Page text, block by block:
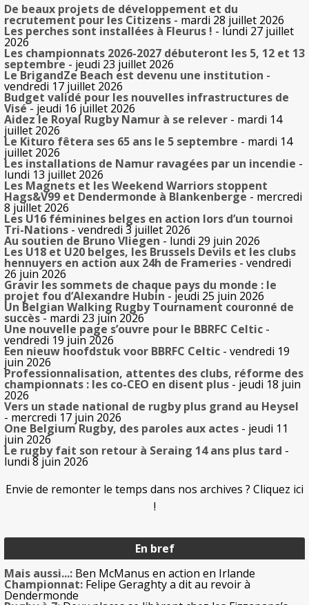
De beaux projets de développement et du
recrutement pour les Citizens - mardi 28 juillet 2026
Les perches sont installées à Fleurus ! - lundi 27 juillet
2026
Les championnats 2026-2027 débuteront les 5, 12 et 13
septembre - jeudi 23 juillet 2026
Le BrigandZe Beach est devenu une institution -
vendredi 17 juillet 2026
Budget validé pour les nouvelles infrastructures de
Visé- jeudi 16 juillet 2026
Aidez le Royal Rugby Namur à se relever - mardi 14
juillet 2026
Le Kituro fêtera ses 65 ans le 5 septembre - mardi 14
juillet 2026
Les installations de Namur ravagées par un incendie -
lundi 13 juillet 2026
Les Magnets et les Weekend Warriors stoppent
Hags&V99 et Dendermonde à Blankenberge - mercredi
8 juillet 2026
Les U16 féminines belges en action lors d’un tournoi
Tri-Nations - vendredi 3 juillet 2026
Au soutien de Bruno Vliegen - lundi 29 juin 2026
Les U18 et U20 belges, les Brussels Devils et les clubs
hennuyers en action aux 24h de Frameries - vendredi
26 juin 2026
Gravir les sommets de chaque pays du monde : le
projet fou d’Alexandre Hubin - jeudi 25 juin 2026
Un Belgian Walking Rugby Tournament couronné de
succès- mardi 23 juin 2026
Une nouvelle page s’ouvre pour le BBRFC Celtic -
vendredi 19 juin 2026
Een nieuw hoofdstuk voor BBRFC Celtic - vendredi 19
juin 2026
Professionnalisation, attentes des clubs, réforme des
championnats : les co-CEO en disent plus- jeudi 18 juin
2026
Vers un stade national de rugby plus grand au Heysel
- mercredi 17 juin 2026
One Belgium Rugby, des paroles aux actes - jeudi 11
juin 2026
Le rugby fait son retour à Seraing 14 ans plus tard -
lundi 8 juin 2026
Envie de remonter le temps dans nos archives ? Cliquez ici
!
En bref
Mais aussi...: Ben McManus en action en Irlande
Championnat: Felipe Geraghty a dit au revoir à
Dendermonde